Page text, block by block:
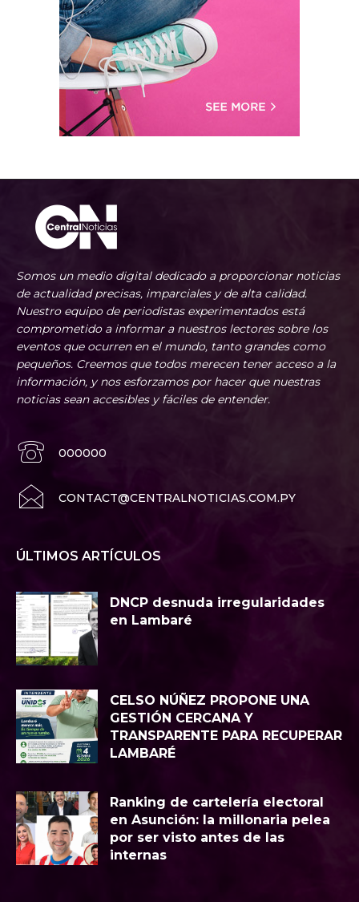
Somos un medio digital dedicado a proporcionar noticias
de actualidad precisas, imparciales y de alta calidad.
Nuestro equipo de periodistas experimentados está
comprometido a informar a nuestros lectores sobre los
eventos que ocurren en el mundo, tanto grandes como
pequeños. Creemos que todos merecen tener acceso a la
información, y nos esforzamos por hacer que nuestras
noticias sean accesibles y fáciles de entender.
000000
CONTACT@CENTRALNOTICIAS.COM.PY
ÚLTIMOS ARTÍCULOS
DNCP desnuda irregularidades
en Lambaré
CELSO NÚÑEZ PROPONE UNA
GESTIÓN CERCANA Y
TRANSPARENTE PARA RECUPERAR
LAMBARÉ
Ranking de cartelería electoral
en Asunción: la millonaria pelea
por ser visto antes de las
internas